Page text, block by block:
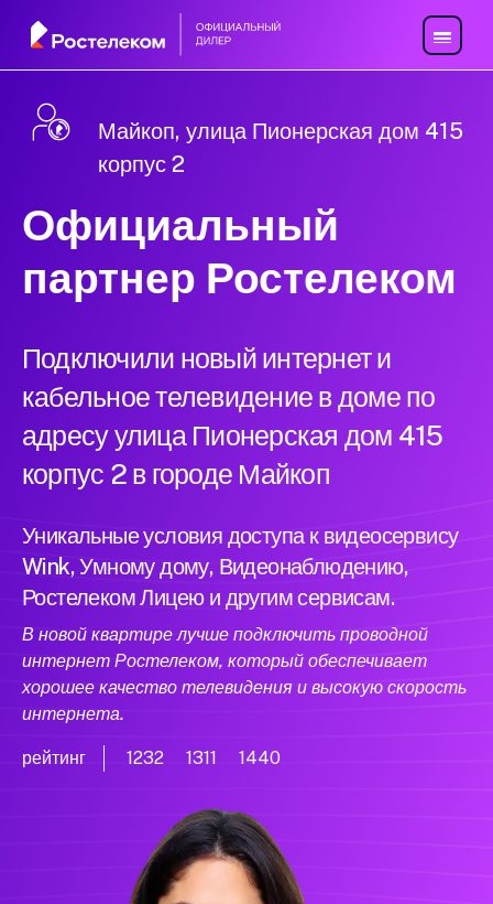
Майкоп, улица Пионерская дом 415
корпус 2
Официальный
партнер Ростелеком
Подключили новый интернет и
кабельное телевидение в доме по
адресу улица Пионерская дом 415
корпус 2 в городе Майкоп
Уникальные условия доступа к видеосервису
Wink, Умному дому, Видеонаблюдению,
Ростелеком Лицею и другим сервисам.
В новой квартире лучше подключить проводной
интернет Ростелеком, который обеспечивает
хорошее качество телевидения и высокую скорость
интернета.
рейтинг 1232 1311 1440